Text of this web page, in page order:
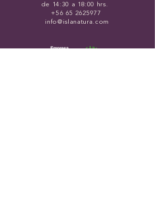
de 14:30 a 18:00 hrs.
+56 65 2625977
info@islanatura.com